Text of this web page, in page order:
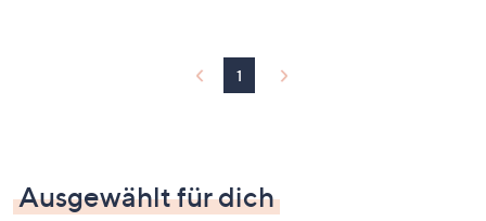
1
Ausgewählt für dich